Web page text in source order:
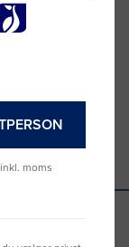
moms